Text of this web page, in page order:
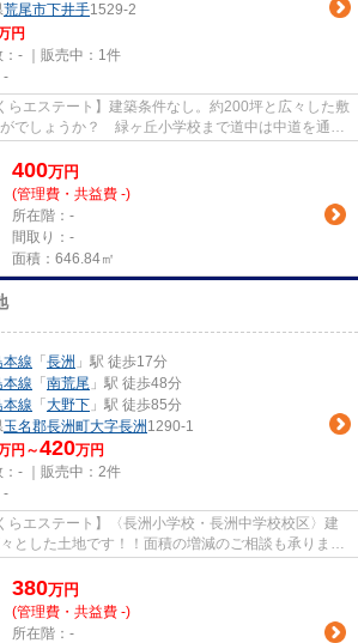
荒尾市下井手1529-2
円
- ｜販売中： 1件
-
らエステート】建築条件なし。約200坪と広々した敷
でしょうか？ 緑ヶ丘小学校まで道中は中道を通り
400万円
(管理費・共益費 -)
所在階：-
間取り：-
面積：646.84㎡
本線 「 長洲 」駅 徒歩17分
本線 「 南荒尾 」駅 徒歩48分
本線 「 大野下 」駅 徒歩85分
玉名郡長洲町大字長洲 1290-1
円～420万円
- ｜販売中： 2件
-
らエステート】〈長洲小学校・長洲中学校校区〉建
とした土地です！！面積の増減のご相談も承りま
380万円
(管理費・共益費 -)
所在階：-